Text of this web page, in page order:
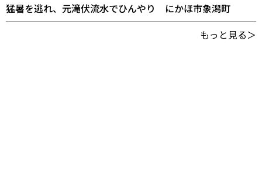
猛暑を逃れ、元滝伏流水でひんやり にかほ市象潟町
もっと見る＞